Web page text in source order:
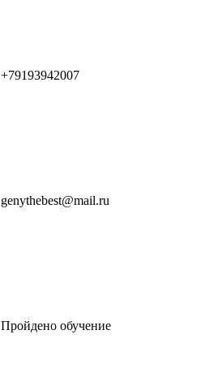
+79193942007
genythebest@mail.ru
Пройдено обучение